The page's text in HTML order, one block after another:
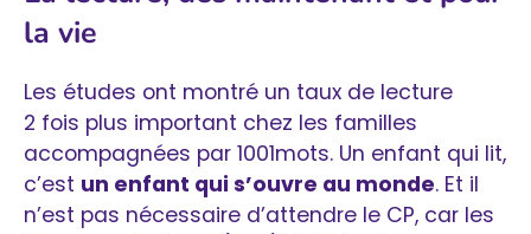
la vie
Les études ont montré un taux de lecture
2 fois plus important chez les familles
accompagnées par 1001mots. Un enfant qui lit,
c’est un enfant qui s’ouvre au monde. Et il
n’est pas nécessaire d’attendre le CP, car les